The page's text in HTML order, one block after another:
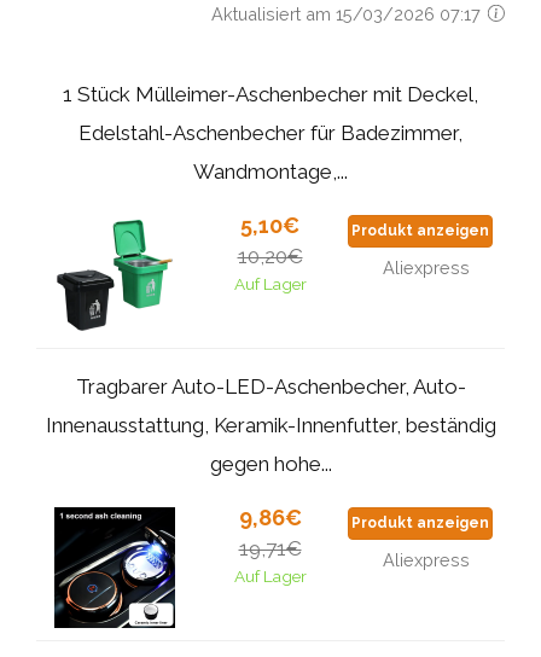
Aktualisiert am 15/03/2026 07:17
1 Stück Mülleimer-Aschenbecher mit Deckel,
Edelstahl-Aschenbecher für Badezimmer,
Wandmontage,...
5,10€
10,20€
Auf Lager
Produkt anzeigen
Aliexpress
Tragbarer Auto-LED-Aschenbecher, Auto-
Innenausstattung, Keramik-Innenfutter, beständig
gegen hohe...
9,86€
19,71€
Auf Lager
Produkt anzeigen
Aliexpress